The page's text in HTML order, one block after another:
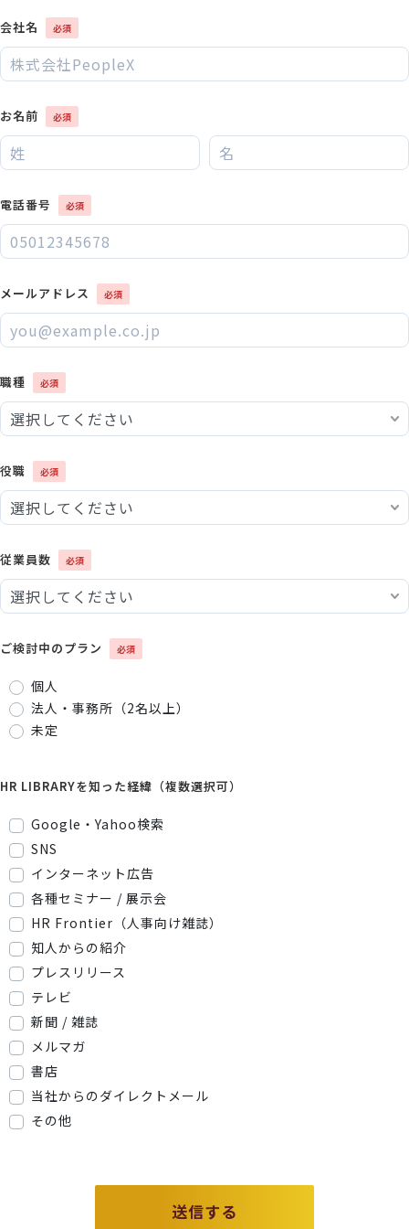
会社名
お名前
電話番号
メールアドレス
職種
役職
従業員数
ご検討中のプラン
個人
法人・事務所（2名以上）
未定
HR LIBRARYを知った経緯（複数選択可）
Google・Yahoo検索
SNS
インターネット広告
各種セミナー / 展示会
HR Frontier（人事向け雑誌）
知人からの紹介
プレスリリース
テレビ
新聞 / 雑誌
メルマガ
書店
当社からのダイレクトメール
その他